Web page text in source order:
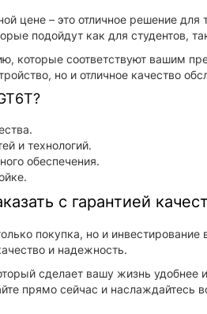
цене – это отличное решение
подойдут как для студентов,
которые соответствуют вашим
но и отличное качество
и технологий.
обеспечения.
с гарантией
покупка, но и
и надежность.
сделает вашу жизнь удобнее
прямо сейчас и наслаждайтесь